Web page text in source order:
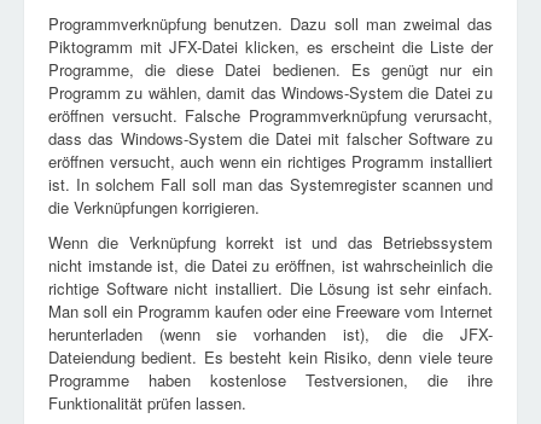
Programmverknüpfung benutzen. Dazu soll man zweimal das
Piktogramm mit JFX-Datei klicken, es erscheint die Liste der
Programme, die diese Datei bedienen. Es genügt nur ein
Programm zu wählen, damit das Windows-System die Datei zu
eröffnen versucht. Falsche Programmverknüpfung verursacht,
dass das Windows-System die Datei mit falscher Software zu
eröffnen versucht, auch wenn ein richtiges Programm installiert
ist. In solchem Fall soll man das Systemregister scannen und
die Verknüpfungen korrigieren.
Wenn die Verknüpfung korrekt ist und das Betriebssystem
nicht imstande ist, die Datei zu eröffnen, ist wahrscheinlich die
richtige Software nicht installiert. Die Lösung ist sehr einfach.
Man soll ein Programm kaufen oder eine Freeware vom Internet
herunterladen (wenn sie vorhanden ist), die die JFX-
Dateiendung bedient. Es besteht kein Risiko, denn viele teure
Programme haben kostenlose Testversionen, die ihre
Funktionalität prüfen lassen.